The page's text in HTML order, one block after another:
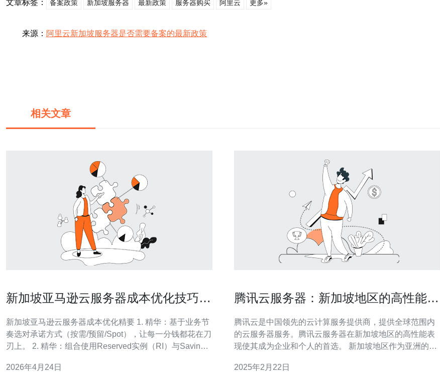
文章标签： 备案政策 新加坡服务器 最新政策 服务器购买 阿里云 更多»
来源： 阿里云新加坡服务器是否需要备案的最新政策
相关文章
新加坡亚马逊云服务器成本优化技巧与
新加坡亚马逊云服务器成本优化精要 1. 精华：基于业务节
奏选对承诺方式（按需/预留/Spot），让每一分钱都花在刀
刃上。 2. 精华：组合使用Reserved实例（RI）与Savings
弹性。 3. 精华：通过持续监控、右尺寸（right-sizing）和
2026年4月24日
腾讯云服务器：新加坡地区的高性能选
腾讯云是中国领先的云计算服务提供商，提供全球范围内
的云服务器服务。腾讯云服务器在新加坡地区的高性能表
现使其成为企业和个人的首选。 新加坡地区作为亚洲的金
选择新加坡地区的腾讯云服务器，用户能够获得以下优
2025年2月22日